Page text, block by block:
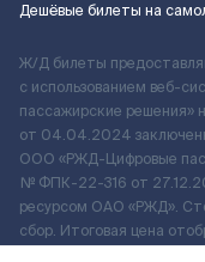
Дешёвые билеты на
Ж/Д билеты
с использованием веб-
пассажирские решения»
от 04.04.2024
ООО «РЖД-Цифровые
№ ФПК-22-316 от
ресурсом ОАО «РЖД».
сбор. Итоговая цена